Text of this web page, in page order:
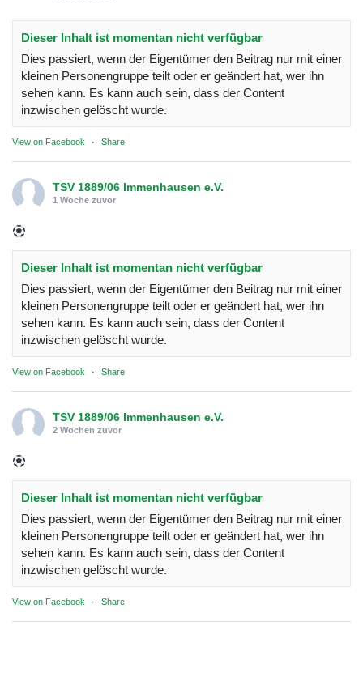
Dieser Inhalt ist momentan nicht verfügbar
Dies passiert, wenn der Eigentümer den Beitrag nur mit einer
kleinen Personengruppe teilt oder er geändert hat, wer ihn
sehen kann. Es kann auch sein, dass der Content
inzwischen gelöscht wurde.
View on Facebook · Share
TSV 1889/06 Immenhausen e.V.
1 Woche zuvor
Dieser Inhalt ist momentan nicht verfügbar
Dies passiert, wenn der Eigentümer den Beitrag nur mit einer
kleinen Personengruppe teilt oder er geändert hat, wer ihn
sehen kann. Es kann auch sein, dass der Content
inzwischen gelöscht wurde.
View on Facebook · Share
TSV 1889/06 Immenhausen e.V.
2 Wochen zuvor
Dieser Inhalt ist momentan nicht verfügbar
Dies passiert, wenn der Eigentümer den Beitrag nur mit einer
kleinen Personengruppe teilt oder er geändert hat, wer ihn
sehen kann. Es kann auch sein, dass der Content
inzwischen gelöscht wurde.
View on Facebook · Share